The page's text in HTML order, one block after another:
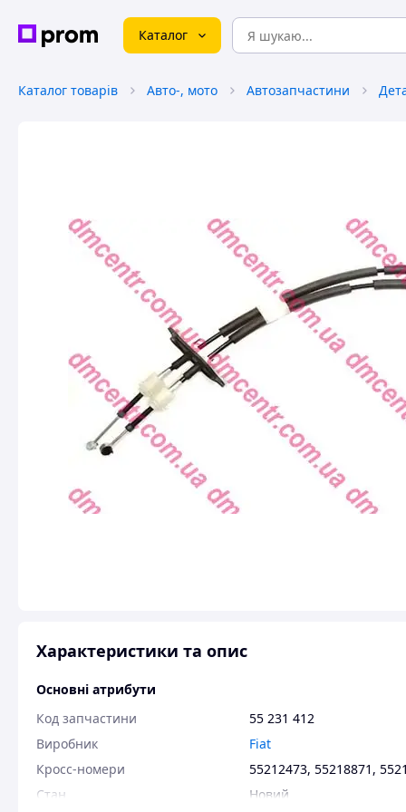
Каталог
Каталог товарів Авто-, мото Автозапчастини
Характеристики та опис
Основні атрибути
Код запчастини
55 231 412
Виробник
Fiat
Кросс-номери
55212473, 55218871,
Стан
Новий